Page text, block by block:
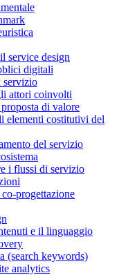
service design
digitali
servizio
attori coinvolti
di valore
elementi costitutivi del
del servizio
i flussi di servizio
progettazione
e il linguaggio
(search keywords)
analytics